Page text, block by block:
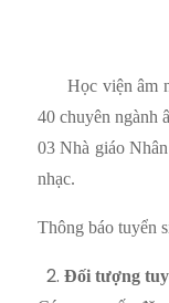
Học viện âm
40 chuyên ngành
03 Nhà giáo
nhạc.
Thông báo tuyển
Đối tượng